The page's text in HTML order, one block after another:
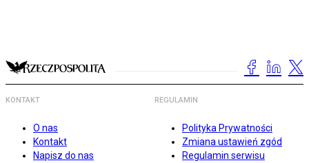
KONTAKT
O nas
Kontakt
Napisz do nas
REGULAMIN
Polityka Prywatności
Zmiana ustawień zgód
Regulamin serwisu